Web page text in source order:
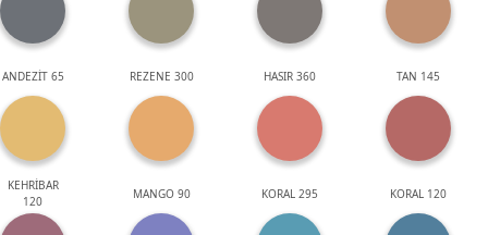
ANDEZİT 65 REZENE 300 HASIR 360 TAN 145
KEHRİBAR
120
MANGO 90 KORAL 295 KORAL 120